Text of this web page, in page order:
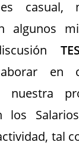
casual,
algunos
en
nuestra
los
tal